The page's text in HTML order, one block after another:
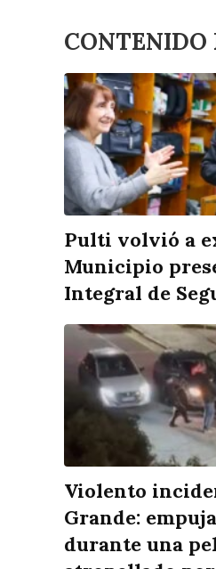
CONTENIDO
Pulti volvió a
Municipio
Integral de
Violento
Grande:
durante una